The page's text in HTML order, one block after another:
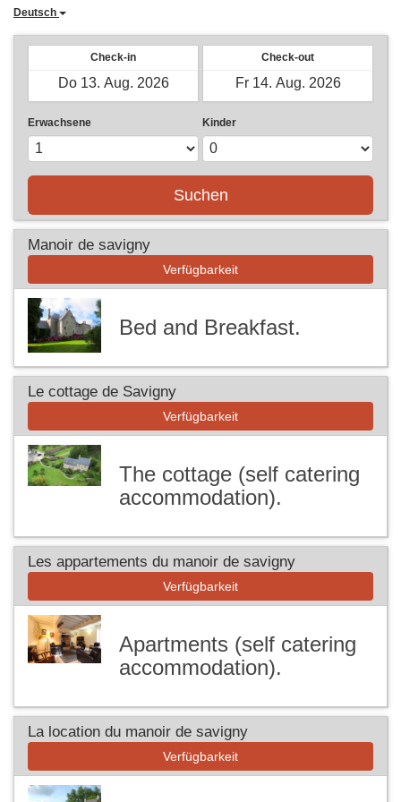
Deutsch
Check-in Check-out
Erwachsene Kinder
Suchen
Manoir de savigny
Verfügbarkeit
Bed and Breakfast.
Le cottage de Savigny
Verfügbarkeit
The cottage (self catering
accommodation).
Les appartements du manoir de savigny
Verfügbarkeit
Apartments (self catering
accommodation).
La location du manoir de savigny
Verfügbarkeit